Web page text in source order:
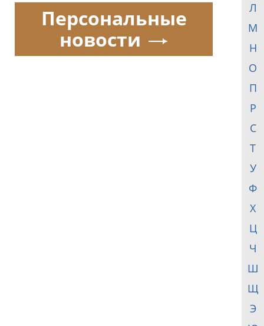
Л
М
Н
О
П
Р
С
Т
У
Ф
Х
Ц
Ч
Ш
Щ
Э
Персональные
новости